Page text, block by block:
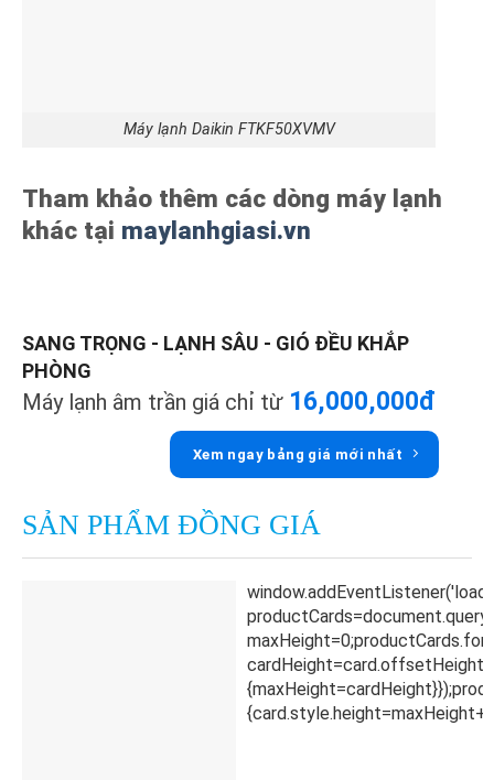
Máy lạnh Daikin FTKF50XVMV
Tham khảo thêm các dòng máy lạnh
khác tại maylanhgiasi.vn
SANG TRỌNG - LẠNH SÂU - GIÓ ĐỀU KHẮP
PHÒNG
Máy lạnh âm trần giá chỉ từ 16,000,000đ
Xem ngay bảng giá mới nhất
SẢN PHẨM ĐỒNG GIÁ